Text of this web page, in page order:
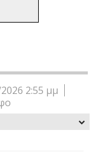
2:55 μμ